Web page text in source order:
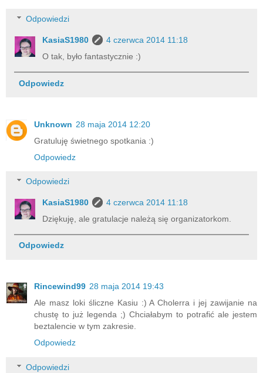
Odpowiedzi
KasiaS1980
4 czerwca 2014 11:18
O tak, było fantastycznie :)
Odpowiedz
Unknown 28 maja 2014 12:20
Gratuluję świetnego spotkania :)
Odpowiedz
Odpowiedzi
KasiaS1980
4 czerwca 2014 11:18
Dziękuję, ale gratulacje należą się organizatorkom.
Odpowiedz
Rincewind99 28 maja 2014 19:43
Ale masz loki śliczne Kasiu :) A Cholerra i jej zawijanie na
chustę to już legenda ;) Chciałabym to potrafić ale jestem
beztalencie w tym zakresie.
Odpowiedz
Odpowiedzi